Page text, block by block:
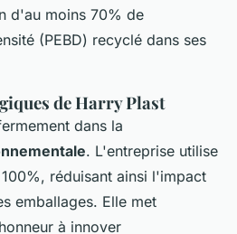
d'au moins 70% de
(PEBD) recyclé dans ses
de Harry Plast
dans la
. L'entreprise utilise
réduisant ainsi l'impact
emballages. Elle met
à innover